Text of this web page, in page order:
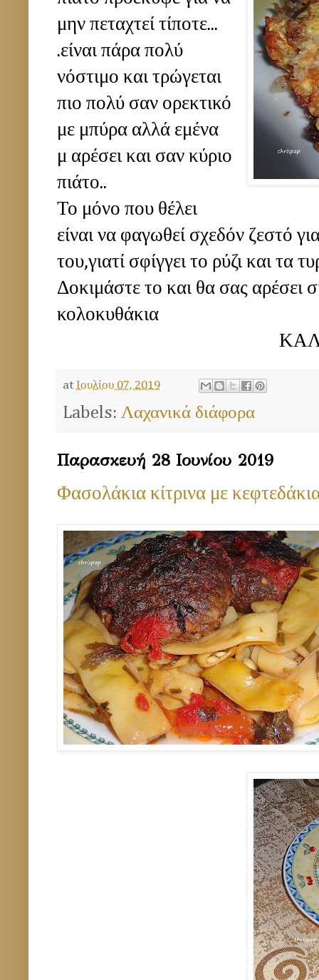
μην πεταχτεί τίποτε...
.είναι πάρα πολύ
νόστιμο και τρώγεται
πιο πολύ σαν ορεκτικό
με μπύρα αλλά εμένα
μ αρέσει και σαν κύριο
πιάτο..
Το μόνο που θέλει
είναι να φαγωθεί σχεδόν ζεστό
του,γιατί σφίγγει το ρύζι και τα
Δοκιμάστε το και θα σας αρέσει
κολοκυθάκια
ΚΑΛΗ
atΙουλίου 07, 2019
Labels: Λαχανικά διάφορα
Παρασκευή 28 Ιουνίου 2019
Φασολάκια κίτρινα με